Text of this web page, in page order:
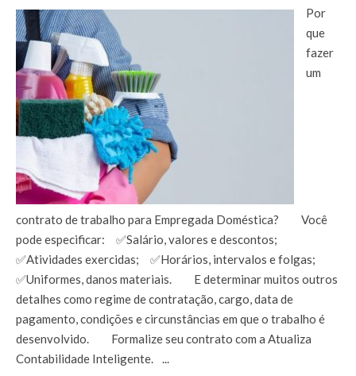
Por
que
fazer
um
contrato de trabalho para Empregada Doméstica?⠀ ⠀ Você
pode especificar:⠀ ✅Salário, valores e descontos;⠀
✅Atividades exercidas;⠀ ✅Horários, intervalos e folgas;⠀
✅Uniformes, danos materiais.⠀ ⠀ E determinar muitos outros
detalhes como regime de contratação, cargo, data de
pagamento, condições e circunstâncias em que o trabalho é
desenvolvido.⠀ ⠀ Formalize seu contrato com a Atualiza
Contabilidade Inteligente.⠀...